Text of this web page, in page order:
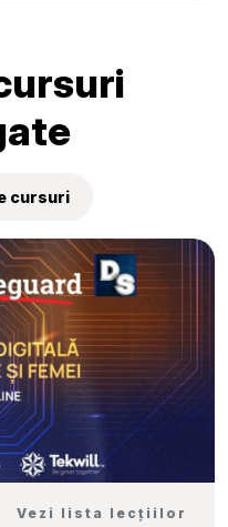
cursuri
Vezi lista lecțiilor